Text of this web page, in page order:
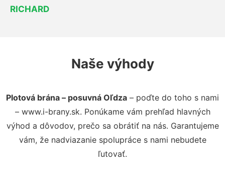
RICHARD
Naše výhody
Plotová brána – posuvná Oľdza – poďte do toho s nami
– www.i-brany.sk. Ponúkame vám prehľad hlavných
výhod a dôvodov, prečo sa obrátiť na nás. Garantujeme
vám, že nadviazanie spolupráce s nami nebudete
ľutovať.